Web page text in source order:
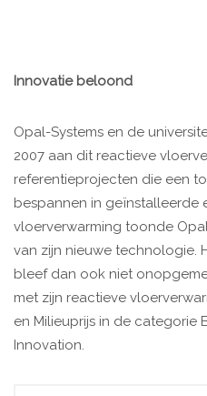
Innovatie beloond
Opal-Systems en de
2007 aan dit reactieve
referentieprojecten die een
bespannen in geïnstalleerde
vloerverwarming toonde
van zijn nieuwe technologie.
bleef dan ook niet
met zijn reactieve
en Milieuprijs in de categorie
Innovation.